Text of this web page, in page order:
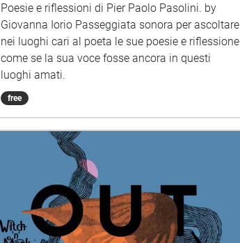
Poesie e riflessioni di Pier Paolo Pasolini. by
Giovanna Iorio Passeggiata sonora per ascoltare
nei luoghi cari al poeta le sue poesie e riflessione
come se la sua voce fosse ancora in questi
luoghi amati.
free